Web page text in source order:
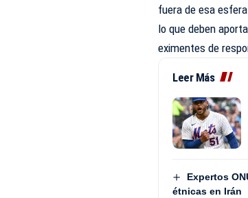
fuera de esa
lo que deben
eximentes de
Leer Más
Expertos
étnicas en Irán